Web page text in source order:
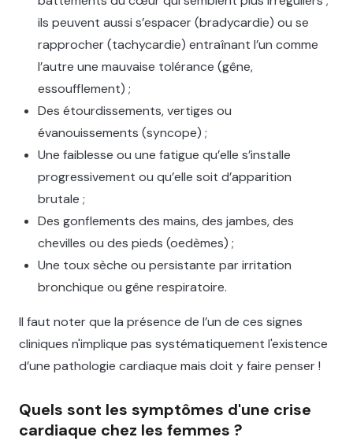
ils peuvent aussi s’espacer (bradycardie) ou se
rapprocher (tachycardie) entraînant l’un comme
l’autre une mauvaise tolérance (gêne,
essoufflement) ;
Des étourdissements, vertiges ou
évanouissements (syncope) ;
Une faiblesse ou une fatigue qu’elle s’installe
progressivement ou qu’elle soit d’apparition
brutale ;
Des gonflements des mains, des jambes, des
chevilles ou des pieds (oedèmes) ;
Une toux sèche ou persistante par irritation
bronchique ou gêne respiratoire.
Il faut noter que la présence de l’un de ces signes
cliniques n'implique pas systématiquement l'existence
d’une pathologie cardiaque mais doit y faire penser !
Quels sont les symptômes d'une crise
cardiaque chez les femmes ?